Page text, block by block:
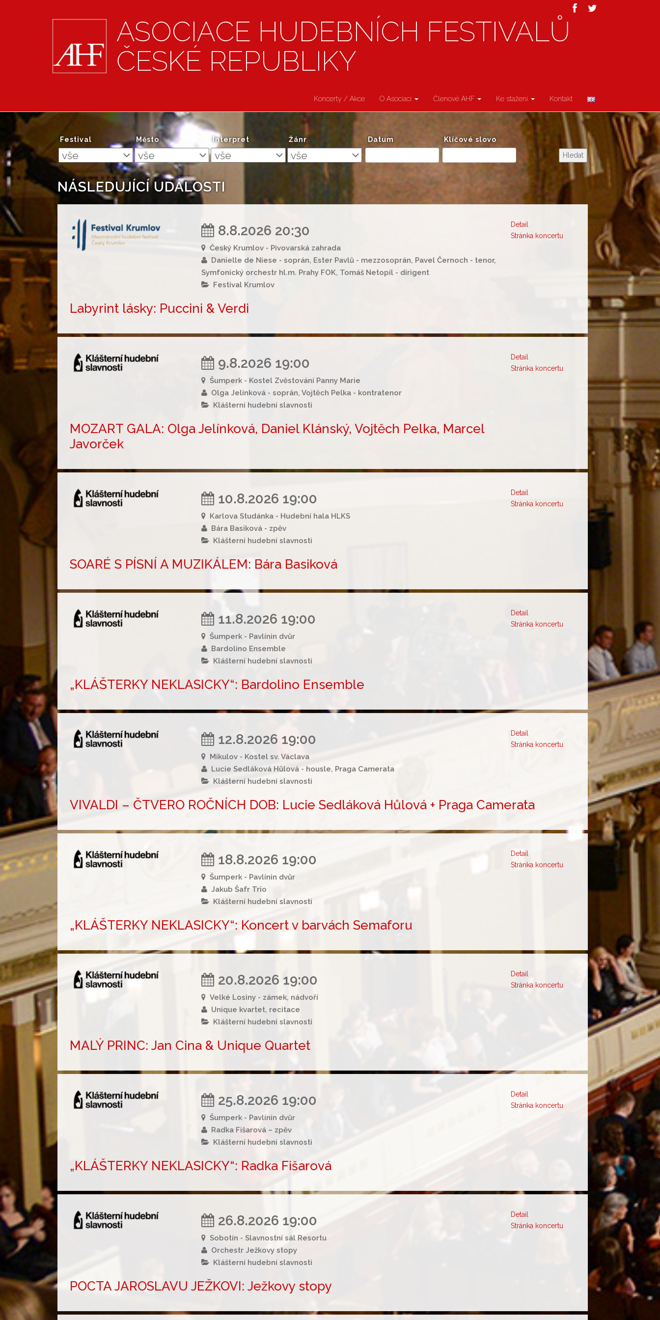
ASOCIACE HUDEBNÍCH FESTIVALŮ
ČESKÉ REPUBLIKY
Koncerty / Akce O Asociaci Členové AHF Ke stažení Kontakt
Festival Město Interpret Žánr Datum Klíčové slovo
NÁSLEDUJÍCÍ UDÁLOSTI
8.8.2026 20:30
Český Krumlov - Pivovarská zahrada
Danielle de Niese - soprán, Ester Pavlů - mezzosoprán, Pavel Černoch - tenor,
Symfonický orchestr hl.m. Prahy FOK, Tomáš Netopil - dirigent
Festival Krumlov
Detail
Stránka koncertu
Labyrint lásky: Puccini & Verdi
9.8.2026 19:00
Šumperk - Kostel Zvěstování Panny Marie
Olga Jelínková - soprán, Vojtěch Pelka - kontratenor
Klášterní hudební slavnosti
Detail
Stránka koncertu
MOZART GALA: Olga Jelínková, Daniel Klánský, Vojtěch Pelka, Marcel
Javorček
10.8.2026 19:00
Karlova Studánka - Hudební hala HLKS
Bára Basiková - zpěv
Klášterní hudební slavnosti
Detail
Stránka koncertu
SOARÉ S PÍSNÍ A MUZIKÁLEM: Bára Basiková
11.8.2026 19:00
Šumperk - Pavlínin dvůr
Bardolino Ensemble
Klášterní hudební slavnosti
Detail
Stránka koncertu
„KLÁŠTERKY NEKLASICKY“: Bardolino Ensemble
12.8.2026 19:00
Mikulov - Kostel sv. Václava
Lucie Sedláková Hůlová - housle, Praga Camerata
Klášterní hudební slavnosti
Detail
Stránka koncertu
VIVALDI – ČTVERO ROČNÍCH DOB: Lucie Sedláková Hůlová + Praga Camerata
18.8.2026 19:00
Šumperk - Pavlínin dvůr
Jakub Šafr Trio
Klášterní hudební slavnosti
Detail
Stránka koncertu
„KLÁŠTERKY NEKLASICKY“: Koncert v barvách Semaforu
20.8.2026 19:00
Velké Losiny - zámek, nádvoří
Unique kvartet, recitace
Klášterní hudební slavnosti
Detail
Stránka koncertu
MALÝ PRINC: Jan Cina & Unique Quartet
25.8.2026 19:00
Šumperk - Pavlínin dvůr
Radka Fišarová – zpěv
Klášterní hudební slavnosti
Detail
Stránka koncertu
„KLÁŠTERKY NEKLASICKY“: Radka Fišarová
26.8.2026 19:00
Sobotín - Slavnostní sál Resortu
Orchestr Ježkovy stopy
Klášterní hudební slavnosti
Detail
Stránka koncertu
POCTA JAROSLAVU JEŽKOVI: Ježkovy stopy